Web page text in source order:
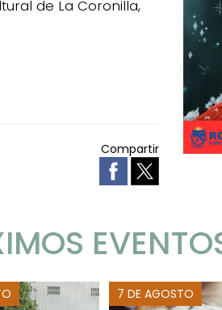
de La Coronilla,
Compartir
7 DE AGOSTO